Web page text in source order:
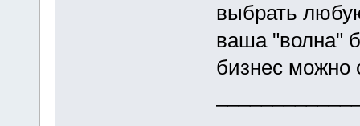
выбрать
ваша "волна"
бизнес можно